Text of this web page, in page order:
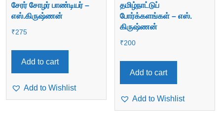
சேரர் சோழர் பாண்டியர் –
எஸ்.கிருஷ்ணன்
₹275
Add to cart
Add to Wishlist
தமிழ்நாட்டுப்
போர்க்களங்கள் – எஸ்.
கிருஷ்ணன்
₹200
Add to cart
Add to Wishlist